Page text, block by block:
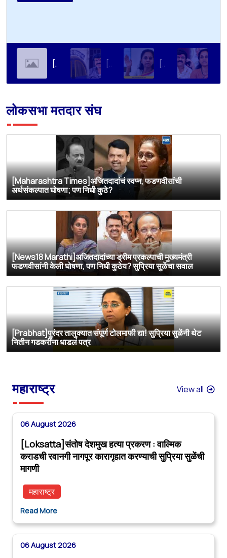
[Soha Ali Khan]Supriya Sule on Family, Power & Politics | Soha Ali Khan | Supriya Sule | All About Her [Loksatta]संतोष देशमुख हत्या प्रकरण : वाल्मिक कराडची रवानगी नागपूर कारागृहात करण्याची सुप्रिया सुळेंची मागणी [Dainik Prabhat]‘वाल्मिक कराडला बीड कारागृहातून नागपूरला हलवा’; सुप्रिया सुळेंची मुख्यमंत्र्यांकडे मोठी मागणी
लोकसभा मतदार संघ
[Maharashtra Times]अजितदादांचं स्वप्न, फडणवीसांची
अर्थसंकल्पात घोषणा; पण निधी कुठे?
[News18 Marathi]अजितदादांच्या ड्रीम प्रकल्पाची मुख्यमंत्री
फडणवीसांनी केली घोषणा, पण निधी कुठेय? सुप्रिया सुळेंचा सवाल
[Prabhat]पुरंदर तालुक्यात संपूर्ण टोलमाफी द्या! सुप्रिया सुळेंनी थेट
नितीन गडकरींना धाडलं पत्र
महाराष्ट्र View all
06 August 2026
[Loksatta]संतोष देशमुख हत्या प्रकरण : वाल्मिक
कराडची रवानगी नागपूर कारागृहात करण्याची सुप्रिया सुळेंची
मागणी
महाराष्ट्र
Read More
06 August 2026